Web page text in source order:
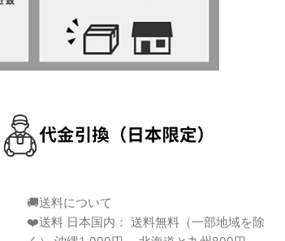
🚚送料について
❤️送料 日本国内： 送料無料（一部地域を除